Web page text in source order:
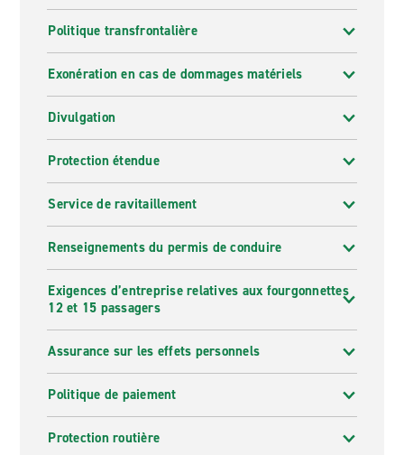
Politique transfrontalière
Exonération en cas de dommages matériels
Divulgation
Protection étendue
Service de ravitaillement
Renseignements du permis de conduire
Exigences d’entreprise relatives aux fourgonnettes
12 et 15 passagers
Assurance sur les effets personnels
Politique de paiement
Protection routière